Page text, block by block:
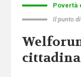
Povertà
Il punto